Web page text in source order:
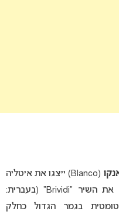
(Blanco) ייצגו את איטליה
באירוויזיון 2022 וביצעו בגמר הגדול את השיר “Brividi” (בעברית:
בגמר הגדול כחלק